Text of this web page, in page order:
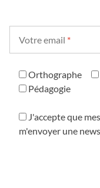
Votre email *
Orthographe
Pédagogie
J'accepte que
m'envoyer une